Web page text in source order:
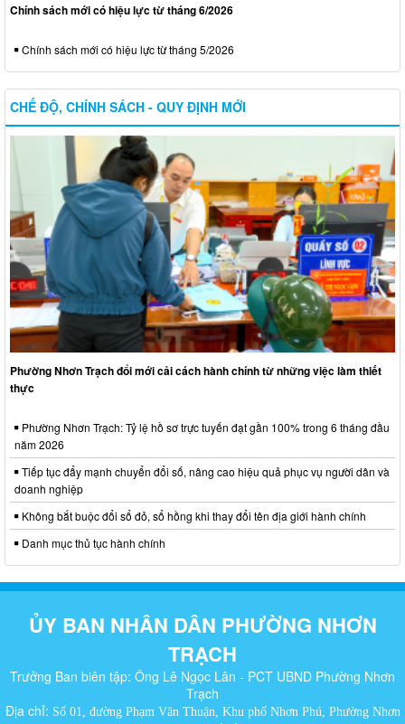
Chính sách mới có hiệu lực từ tháng 6/2026
Chính sách mới có hiệu lực từ tháng 5/2026
CHẾ ĐỘ, CHÍNH SÁCH - QUY ĐỊNH MỚI
Phường Nhơn Trạch đổi mới cải cách hành chính từ những việc làm thiết
thực
Phường Nhơn Trạch: Tỷ lệ hồ sơ trực tuyến đạt gần 100% trong 6 tháng đầu
năm 2026
Tiếp tục đẩy mạnh chuyển đổi số, nâng cao hiệu quả phục vụ người dân và
doanh nghiệp
Không bắt buộc đổi sổ đỏ, sổ hồng khi thay đổi tên địa giới hành chính
Danh mục thủ tục hành chính
ỦY BAN NHÂN DÂN PHƯỜNG NHƠN
TRẠCH
Trưởng Ban biên tập: Ông Lê Ngọc Lân - PCT UBND Phường Nhơn
Trạch
Địa chỉ: Số 01, đường Phạm Văn Thuận, Khu phố Nhơn Phú, Phường Nhơn